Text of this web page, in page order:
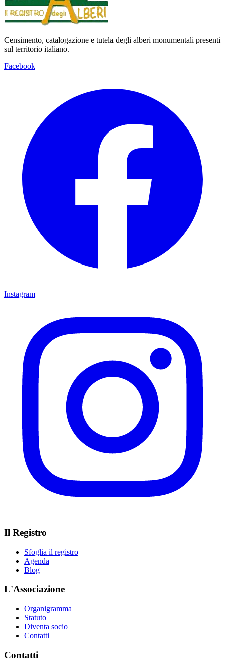
Censimento, catalogazione e tutela degli alberi monumentali presenti
sul territorio italiano.
Facebook
Instagram
Il Registro
Sfoglia il registro
Agenda
Blog
L'Associazione
Organigramma
Statuto
Diventa socio
Contatti
Contatti